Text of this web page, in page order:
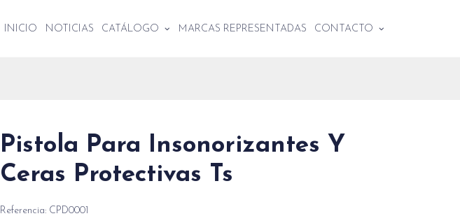
INICIO NOTICIAS CATÁLOGO MARCAS REPRESENTADAS CONTACTO
Pistola Para Insonorizantes Y
Ceras Protectivas Ts
Referencia: CPD0001